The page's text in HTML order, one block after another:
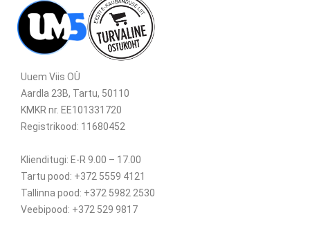
Uuem Viis OÜ
Aardla 23B, Tartu, 50110
KMKR nr. EE101331720
Registrikood: 11680452
Klienditugi: E-R 9.00 – 17.00
Tartu pood: +372 5559 4121
Tallinna pood: +372 5982 2530
Veebipood: +372 529 9817